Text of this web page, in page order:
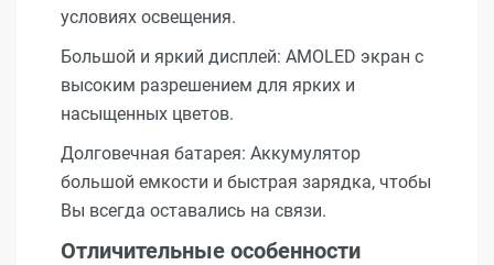
условиях освещения.
Большой и яркий дисплей: AMOLED экран с
высоким разрешением для ярких и
насыщенных цветов.
Долговечная батарея: Аккумулятор
большой емкости и быстрая зарядка, чтобы
Вы всегда оставались на связи.
Отличительные особенности